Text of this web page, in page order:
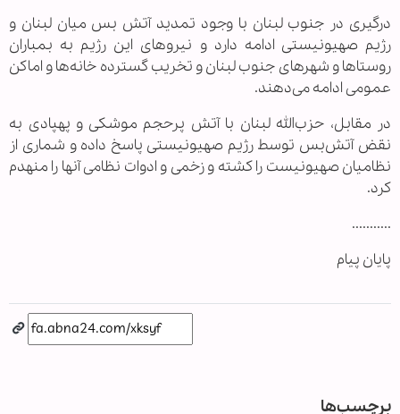
درگیری در جنوب لبنان با وجود تمدید آتش بس میان لبنان و
رژیم صهیونیستی ادامه دارد و نیروهای این رژیم به بمباران
روستاها و شهرهای جنوب لبنان و تخریب گسترده خانه‌ها و اماکن
عمومی ادامه می‌دهند.
در مقابل، حزب‌الله لبنان با آتش پرحجم موشکی و پهپادی به
نقض آتش‌بس توسط رژیم صهیونیستی پاسخ داده و شماری از
نظامیان صهیونیست را کشته و زخمی و ادوات نظامی آنها را منهدم
کرد.
...........
پایان پیام
برچسب‌ها